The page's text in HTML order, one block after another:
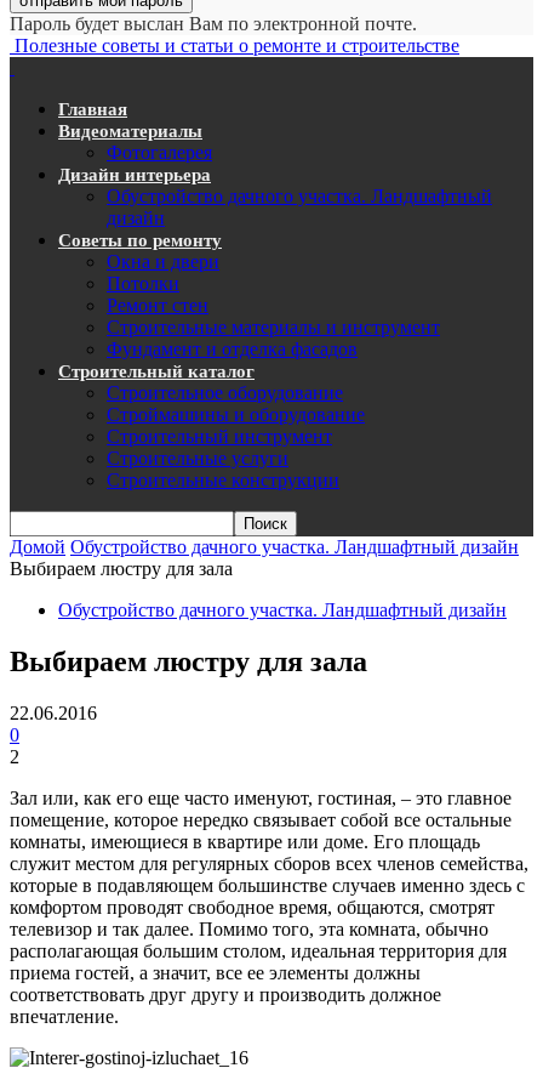
Пароль будет выслан Вам по электронной почте.
Полезные советы и статьи о ремонте и строительстве
Главная
Видеоматериалы
Фотогалерея
Дизайн интерьера
Обустройство дачного участка. Ландшафтный
дизайн
Советы по ремонту
Окна и двери
Потолки
Ремонт стен
Строительные материалы и инструмент
Фундамент и отделка фасадов
Строительный каталог
Строительное оборудование
Строймашины и оборудование
Строительный инструмент
Строительные услуги
Строительные конструкции
Домой Обустройство дачного участка. Ландшафтный дизайн
Выбираем люстру для зала
Обустройство дачного участка. Ландшафтный дизайн
Выбираем люстру для зала
22.06.2016
0
2
Зал или, как его еще часто именуют, гостиная, – это главное
помещение, которое нередко связывает собой все остальные
комнаты, имеющиеся в квартире или доме. Его площадь
служит местом для регулярных сборов всех членов семейства,
которые в подавляющем большинстве случаев именно здесь с
комфортом проводят свободное время, общаются, смотрят
телевизор и так далее. Помимо того, эта комната, обычно
располагающая большим столом, идеальная территория для
приема гостей, а значит, все ее элементы должны
соответствовать друг другу и производить должное
впечатление.